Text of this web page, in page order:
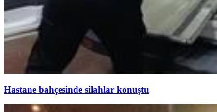
Hastane bahçesinde silahlar konuştu